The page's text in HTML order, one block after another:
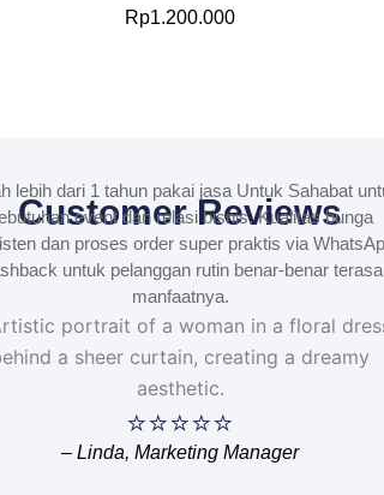
Rp1.200.000
Customer Reviews
lebih dari 1 tahun pakai jasa Untuk Sahabat
event dan relasi bisnis. Kualitas bunga
dan proses order super praktis via
untuk pelanggan rutin benar-benar terasa
manfaatnya.
⭐⭐⭐⭐⭐
– Linda, Marketing Manager